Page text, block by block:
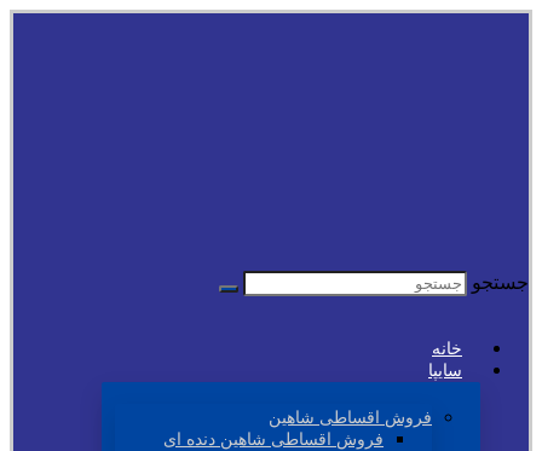
جستجو
خانه
سایپا
فروش اقساطی شاهین
فروش اقساطی شاهین دنده ای